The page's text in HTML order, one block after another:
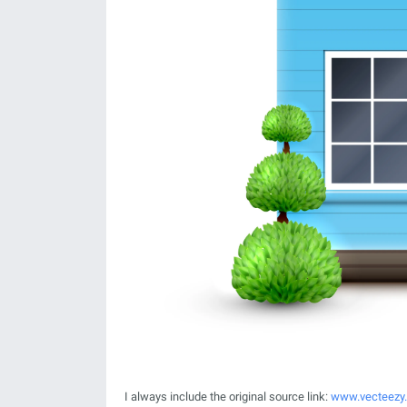
I always include the original source link: